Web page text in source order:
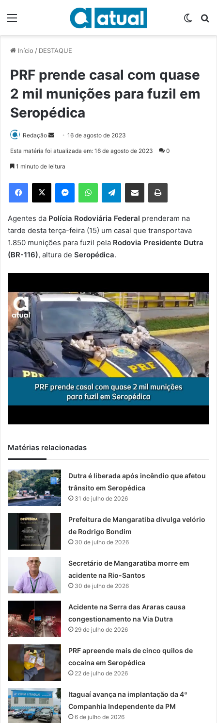
Início / DESTAQUE
PRF prende casal com quase
2 mil munições para fuzil em
Seropédica
Redação
d
e
m
e
-
m
a
l
16 de agosto de 2023
Esta matéria foi atualizada em: 16 de agosto de 2023 0
1 minuto de leitura
Telegram
Agentes da Polícia Rodoviária Federal prenderam na
tarde desta terça-feira (15) um casal que transportava
1.850 munições para fuzil pela Rodovia Presidente Dutra
(BR-116), altura de Seropédica.
Matérias relacionadas
Dutra é liberada após incêndio que afetou
trânsito em Seropédica
31 de julho de 2026
Prefeitura de Mangaratiba divulga velório
de Rodrigo Bondim
30 de julho de 2026
Secretário de Mangaratiba morre em
acidente na Rio-Santos
30 de julho de 2026
Acidente na Serra das Araras causa
congestionamento na Via Dutra
29 de julho de 2026
PRF apreende mais de cinco quilos de
cocaína em Seropédica
22 de julho de 2026
Itaguaí avança na implantação da 4ª
Companhia Independente da PM
6 de julho de 2026